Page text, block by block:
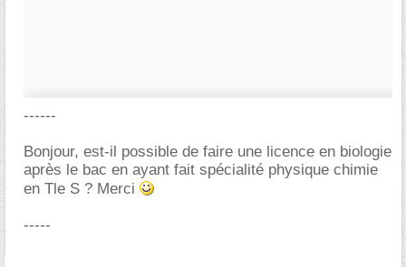
------
Bonjour, est-il possible de faire une licence en biologie
après le bac en ayant fait spécialité physique chimie
en Tle S ? Merci
-----